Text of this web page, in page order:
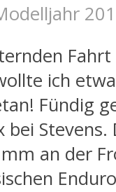
ich
Fündig
Stevens.
an der